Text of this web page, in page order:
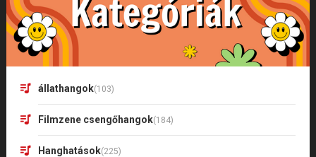
állathangok(103)
Filmzene csengőhangok(184)
Hanghatások(225)